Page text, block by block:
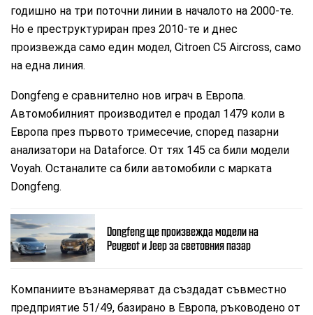
годишно на три поточни линии в началото на 2000-те.
Но е преструктуриран през 2010-те и днес
произвежда само един модел, Citroen C5 Aircross, само
на една линия.
Dongfeng е сравнително нов играч в Европа.
Автомобилният производител е продал 1479 коли в
Европа през първото тримесечие, според пазарни
анализатори на Dataforce. От тях 145 са били модели
Voyah. Останалите са били автомобили с марката
Dongfeng.
Dongfeng ще произвежда модели на
Peugeot и Jeep за световния пазар
Компаниите възнамеряват да създадат съвместно
предприятие 51/49, базирано в Европа, ръководено от